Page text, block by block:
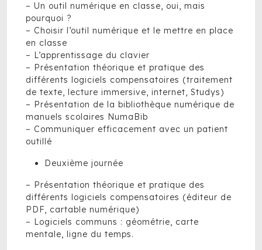
– Un outil numérique en classe, oui, mais
pourquoi ?
– Choisir l’outil numérique et le mettre en place
en classe
– L’apprentissage du clavier
– Présentation théorique et pratique des
différents logiciels compensatoires (traitement
de texte, lecture immersive, internet, Studys)
– Présentation de la bibliothèque numérique de
manuels scolaires NumaBib
– Communiquer efficacement avec un patient
outillé
Deuxième journée
– Présentation théorique et pratique des
différents logiciels compensatoires (éditeur de
PDF, cartable numérique)
– Logiciels communs : géométrie, carte
mentale, ligne du temps.